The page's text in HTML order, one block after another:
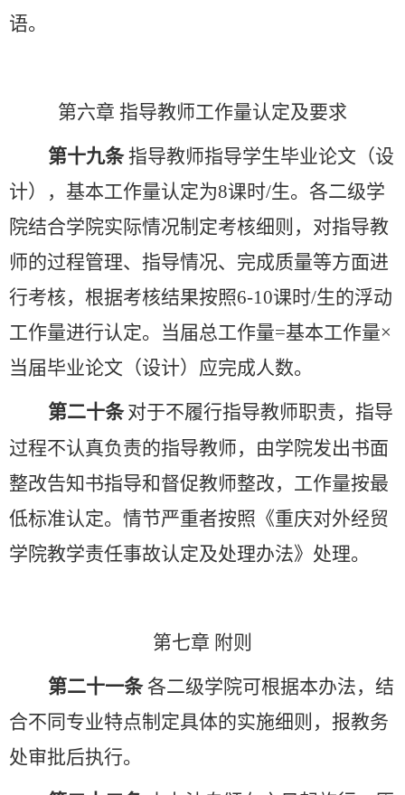
语。
第六章 指导教师工作量认定及要求
第十九条 指导教师指导学生毕业论文（设
计），基本工作量认定为8课时/生。 各二级学
院结合学院实际情况制定考核细则，对指导教
师的过程管理、指导情况、完成质量等方面进
行考核，根据考核结果按照6-10课时/生的浮动
工作量进行认定。当届总工作量=基本工作量×
当届毕业论文（设计）应完成人数。
第二十条 对于不履行指导教师职责，指导
过程不认真负责的指导教师，由学院发出书面
整改告知书指导和督促教师整改，工作量按最
低标准认定。情节严重者按照《重庆对外经贸
学院教学责任事故认定及处理办法》处理。
第七章 附则
第二十一条 各二级学院可根据本办法，结
合不同专业特点制定具体的实施细则，报教务
处审批后执行。